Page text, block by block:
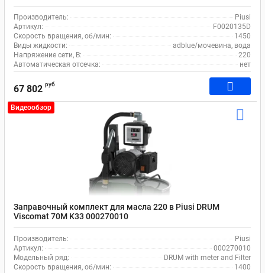
Производитель:
Piusi
Артикул:
F0020135D
Скорость вращения, об/мин:
1450
Виды жидкости:
adblue/мочевина, вода
Напряжение сети, В:
220
Автоматическая отсечка:
нет
67 802 руб
Видеообзор
Заправочный комплект для масла 220 в Piusi DRUM
Viscomat 70M K33 000270010
Производитель:
Piusi
Артикул:
000270010
Модельный ряд:
DRUM with meter and Filter
Скорость вращения, об/мин:
1400